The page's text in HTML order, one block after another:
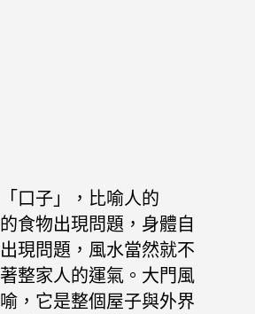
口子」，比喻人的
食物出現問題，身體自
現問題，風水當然就不
整家人的運氣。大門風
，它是整個屋子與外界